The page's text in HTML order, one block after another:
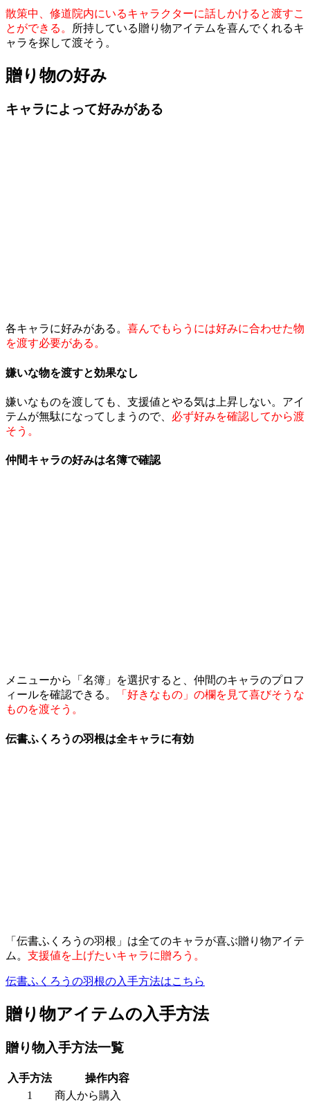
散策中、修道院内にいるキャラクターに話しかけると渡すこ
とができる。
所持している贈り物アイテムを喜んでくれるキ
ャラを探して渡そう。
贈り物の好み
キャラによって好みがある
各キャラに好みがある。 喜んでもらうには好みに合わせた物
を渡す必要がある。
嫌いな物を渡すと効果なし
嫌いなものを渡しても、支援値とやる気は上昇しない。アイ
テムが無駄になってしまうので、 必ず好みを確認してから渡
そう。
仲間キャラの好みは名簿で確認
メニューから「名簿」を選択すると、仲間のキャラのプロフ
ィールを確認できる。
「好きなもの」の欄を見て喜びそうな
ものを渡そう。
伝書ふくろうの羽根は全キャラに有効
「伝書ふくろうの羽根」は全てのキャラが喜ぶ贈り物アイテ
ム。 支援値を上げたいキャラに贈ろう。
伝書ふくろうの羽根の入手方法はこちら
贈り物アイテムの入手方法
贈り物入手方法一覧
入手方法
操作内容
1
商人から購入